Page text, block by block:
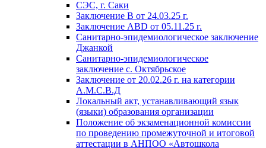
СЭС, г. Саки
Заключение В от 24.03.25 г.
Заключение АВD от 05.11.25 г.
Санитарно-эпидемиологическое заключение
Джанкой
Санитарно-эпидемиологическое
заключение с. Октябрьское
Заключение от 20.02.26 г. на категории
А.М.С.В.Д
Локальный акт, устанавливающий язык
(языки) образования организации
Положение об экзаменационной комиссии
по проведению промежуточной и итоговой
аттестации в АНПОО «Автошкола